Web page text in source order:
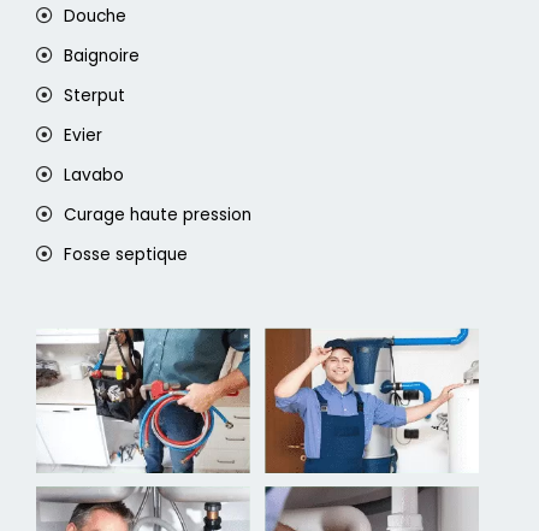
Douche
Baignoire
Sterput
Evier
Lavabo
Curage haute pression
Fosse septique